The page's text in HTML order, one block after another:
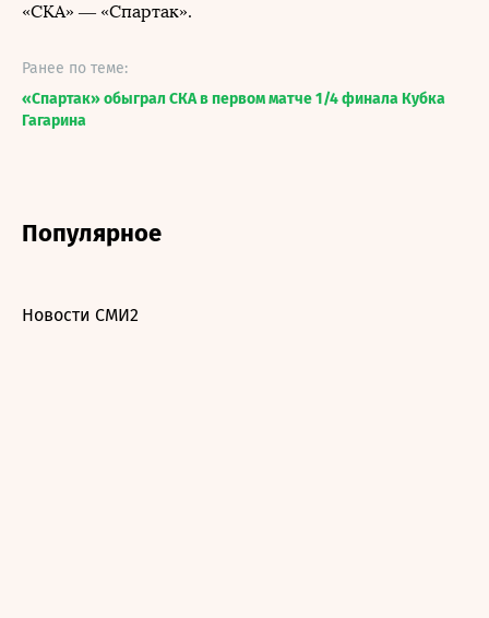
«СКА» — «Спартак».
Ранее по теме:
«Спартак» обыграл СКА в первом матче 1/4 финала Кубка
Гагарина
Популярное
Новости СМИ2